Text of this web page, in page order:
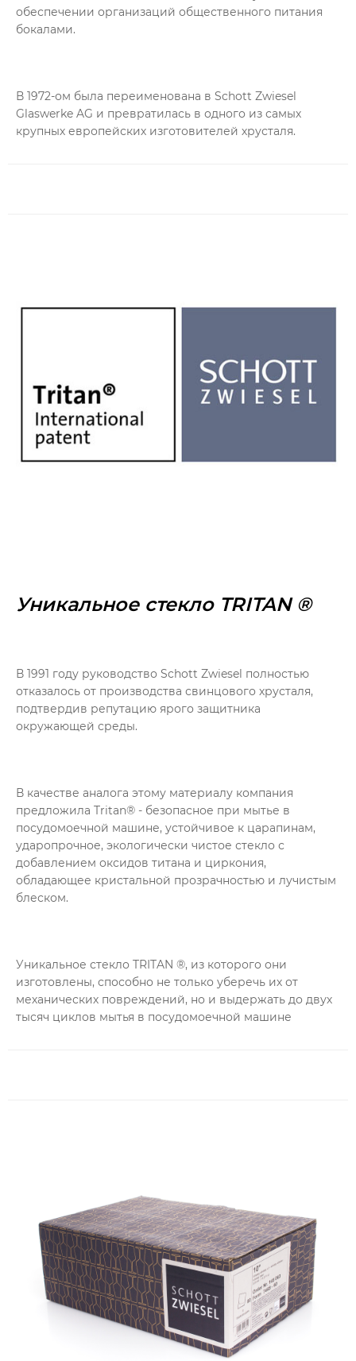
обеспечении организаций общественного питания
бокалами.
В 1972-ом была переименована в Schott Zwiesel
Glaswerke AG и превратилась в одного из самых
крупных европейских изготовителей хрусталя.
Уникальное стекло TRITAN ®
В 1991 году руководство Schott Zwiesel полностью
отказалось от производства свинцового хрусталя,
подтвердив репутацию ярого защитника
окружающей среды.
В качестве аналога этому материалу компания
предложила Tritan® - безопасное при мытье в
посудомоечной машине, устойчивое к царапинам,
ударопрочное, экологически чистое стекло с
добавлением оксидов титана и циркония,
обладающее кристальной прозрачностью и лучистым
блеском.
Уникальное стекло TRITAN ®, из которого они
изготовлены, способно не только уберечь их от
механических повреждений, но и выдержать до двух
тысяч циклов мытья в посудомоечной машине